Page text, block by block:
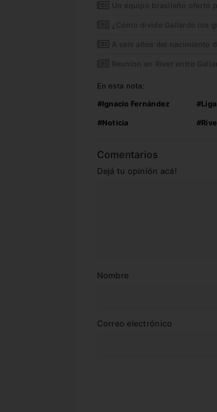
Un equipo brasileño ofertó
¿Cómo divide Gallardo los
A seis años del nacimiento
Reunion en River entre
En esta nota:
#Ignacio Fernández
#Noticia
Comentarios
Dejá tu opinión acá!
Nombre
Correo electrónico